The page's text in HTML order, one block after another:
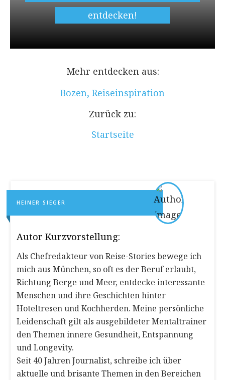
entdecken!
Mehr entdecken aus:
Bozen, Reiseinspiration
Zurück zu:
Startseite
HEINER SIEGER
Autor Kurzvorstellung:
Als Chefredakteur von Reise-Stories bewege ich
mich aus München, so oft es der Beruf erlaubt,
Richtung Berge und Meer, entdecke interessante
Menschen und ihre Geschichten hinter
Hoteltresen und Kochherden. Meine persönliche
Leidenschaft gilt als ausgebildeter Mentaltrainer
den Themen innere Gesundheit, Entspannung
und Longevity.
Seit 40 Jahren Journalist, schreibe ich über
aktuelle und brisante Themen in den Bereichen